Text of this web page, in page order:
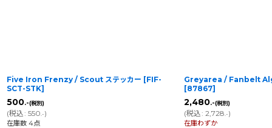
Five Iron Frenzy / Scout ステッカー [FIF-
SCT-STK]
500.-(税別)
(税込: 550 .-)
在庫数 4点
Greyarea / Fanbelt
[87867]
2,480.-(税別)
(税込: 2,728 .-)
在庫わずか